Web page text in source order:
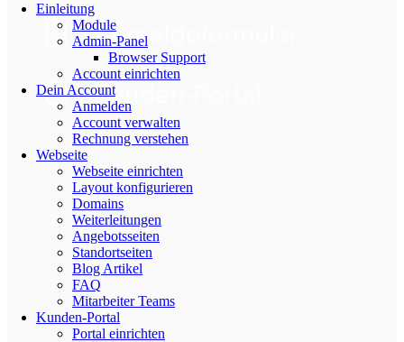
Einleitung
Module
Admin-Panel
Browser Support
Account einrichten
Dein Account
Anmelden
Account verwalten
Rechnung verstehen
Webseite
Webseite einrichten
Layout konfigurieren
Domains
Weiterleitungen
Angebotsseiten
Standortseiten
Blog Artikel
FAQ
Mitarbeiter Teams
Kunden-Portal
Portal einrichten